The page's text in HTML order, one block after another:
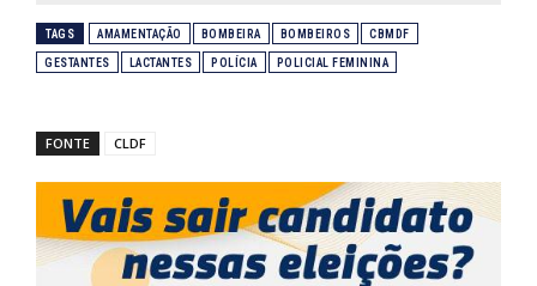
TAGS AMAMENTAÇÃO BOMBEIRA BOMBEIROS CBMDF
GESTANTES LACTANTES POLÍCIA POLICIAL FEMININA
FONTE CLDF